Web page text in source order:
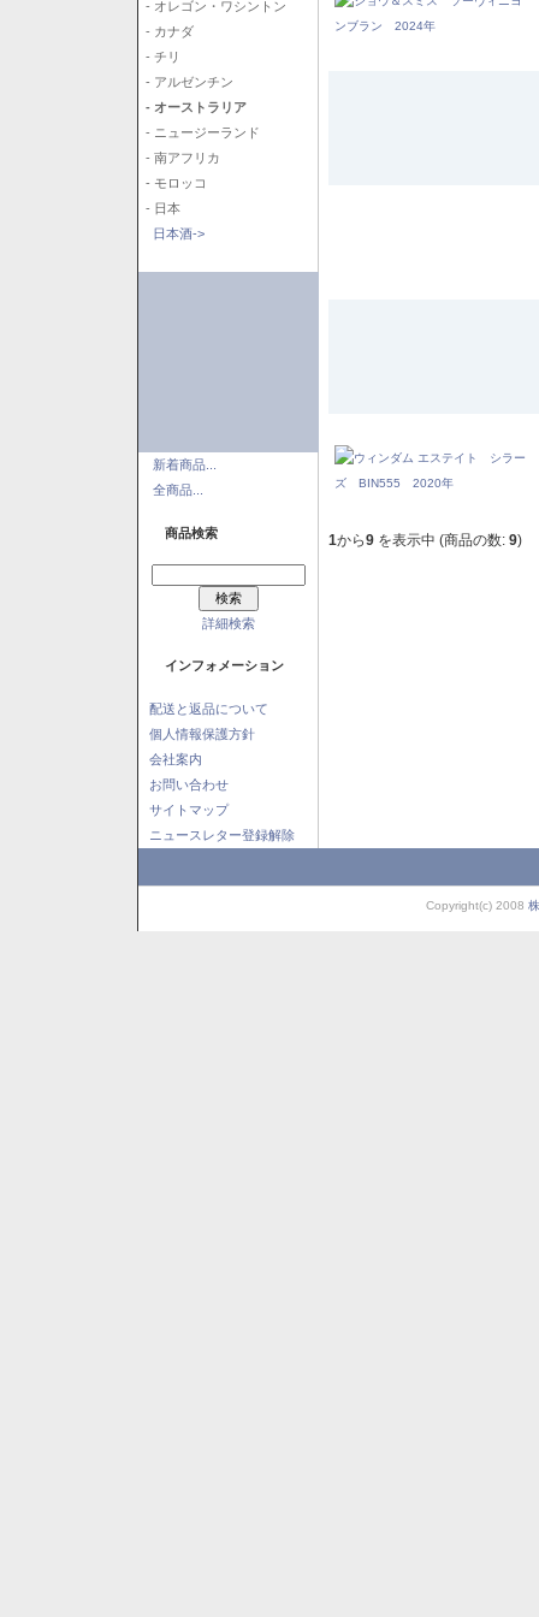
- オレゴン・ワシントン
- カナダ
- チリ
- アルゼンチン
- オーストラリア
- ニュージーランド
- 南アフリカ
- モロッコ
- 日本
日本酒->
新着商品...
全商品...
商品検索
詳細検索
インフォメーション
配送と返品について
個人情報保護方針
会社案内
お問い合わせ
サイトマップ
ニュースレター登録解除
1から9 を表示中 (商品の数: 9)
Copyright(c) 2008